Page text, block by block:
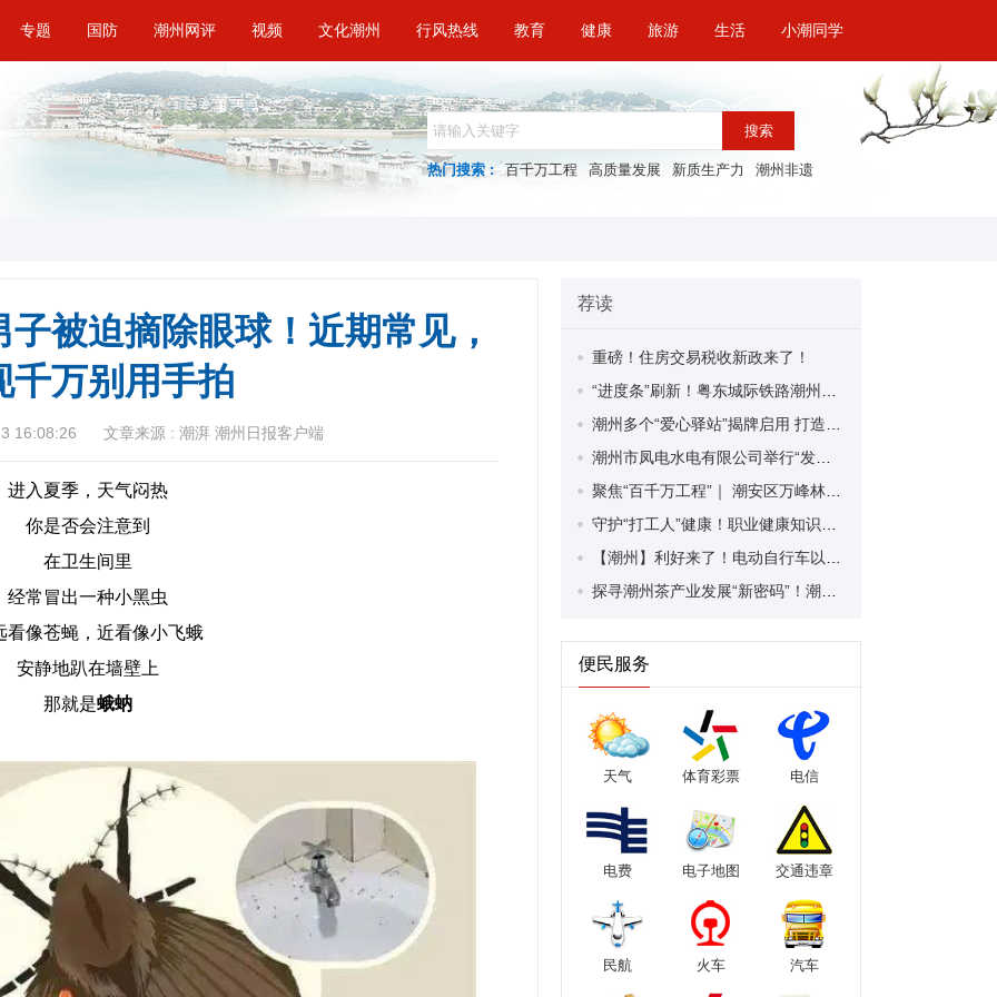
专题 国防 潮州网评 视频 文化潮州 行风热线 教育 健康 旅游 生活 小潮同学
搜索
热门搜索 : 百千万工程 高质量发展 新质生产力 潮州非遗
被迫摘除眼球！近期常见，
千万别用手拍
16:08:26 文章来源 : 潮湃 潮州日报客户端
进入夏季，天气闷热
你是否会注意到
在卫生间里
经常冒出一种小黑虫
看像苍蝇，近看像小飞蛾
安静地趴在墙壁上
那就是蛾蚋
荐读
重磅！住房交易税收新政来了！
便民服务
天气 体育彩票 电信
电费 电子地图 交通违章
民航 火车 汽车